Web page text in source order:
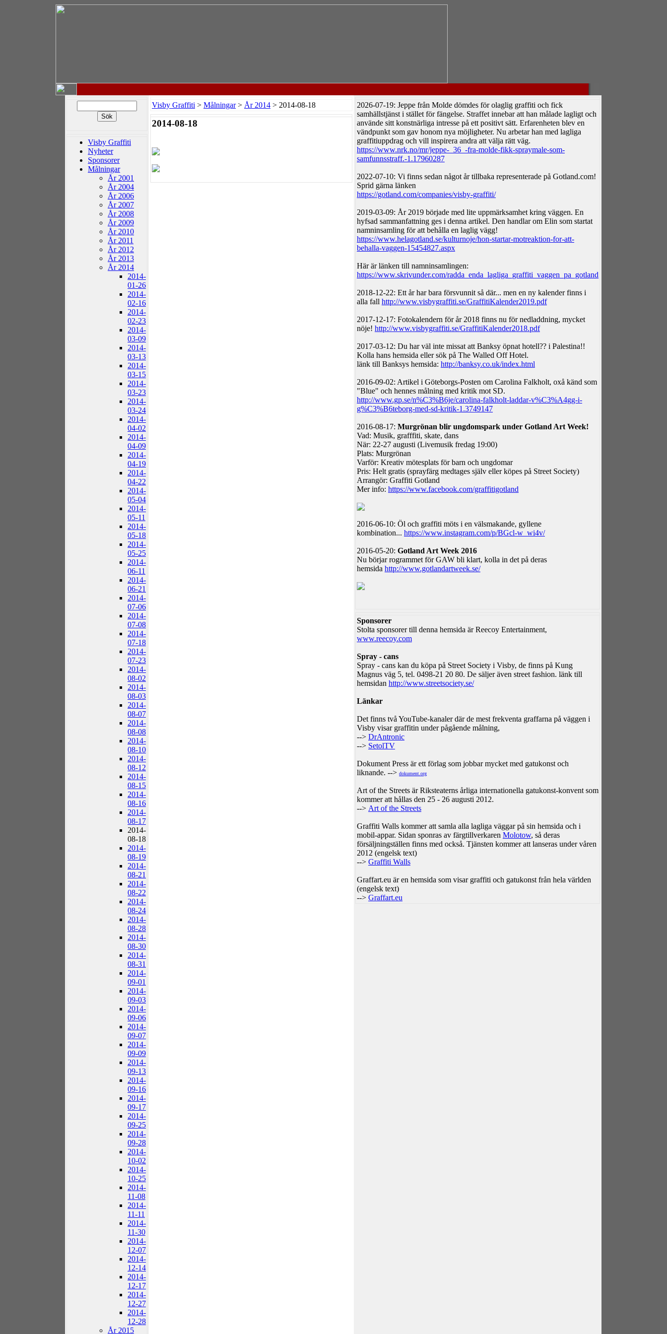
Visby Graffiti
Nyheter
Sponsorer
Målningar
År 2001
År 2004
År 2006
År 2007
År 2008
År 2009
År 2010
År 2011
År 2012
År 2013
År 2014
2014-
01-26
2014-
02-16
2014-
02-23
2014-
03-09
2014-
03-13
2014-
03-15
2014-
03-23
2014-
03-24
2014-
04-02
2014-
04-09
2014-
04-19
2014-
04-22
2014-
05-04
2014-
05-11
2014-
05-18
2014-
05-25
2014-
06-11
2014-
06-21
2014-
07-06
2014-
07-08
2014-
07-18
2014-
07-23
2014-
08-02
2014-
08-03
2014-
08-07
2014-
08-08
2014-
08-10
2014-
08-12
2014-
08-15
2014-
08-16
2014-
08-17
2014-
08-18
2014-
08-19
2014-
08-21
2014-
08-22
2014-
08-24
2014-
08-28
2014-
08-30
2014-
08-31
2014-
09-01
2014-
09-03
2014-
09-06
2014-
09-07
2014-
09-09
2014-
09-13
2014-
09-16
2014-
09-17
2014-
09-25
2014-
09-28
2014-
10-02
2014-
10-25
2014-
11-08
2014-
11-11
2014-
11-30
2014-
12-07
2014-
12-14
2014-
12-17
2014-
12-27
2014-
12-28
År 2015
Visby Graffiti > Målningar> År 2014 > 2014-08-18
2014-08-18
2026-07-19: Jeppe från Molde dömdes för olaglig graffiti och fick
samhällstjänst i stället för fängelse. Straffet innebar att han målade lagligt och
använde sitt konstnärliga intresse på ett positivt sätt. Erfarenheten blev en
vändpunkt som gav honom nya möjligheter. Nu arbetar han med lagliga
graffitiuppdrag och vill inspirera andra att välja rätt väg.
https://www.nrk.no/mr/jeppe-_36_-fra-molde-fikk-spraymale-som-
samfunnsstraff.-1.17960287
2022-07-10: Vi finns sedan något år tillbaka representerade på Gotland.com!
Sprid gärna länken
https://gotland.com/companies/visby-graffiti/
2019-03-09: År 2019 började med lite uppmärksamhet kring väggen. En
hyfsad sammanfattning ges i denna artikel. Den handlar om Elin som startat
namninsamling för att behålla en laglig vägg!
https://www.helagotland.se/kulturnoje/hon-startar-motreaktion-for-att-
behalla-vaggen-15454827.aspx
Här är länken till namninsamlingen:
https://www.skrivunder.com/radda_enda_lagliga_graffiti_vaggen_pa_gotland
2018-12-22: Ett år har bara försvunnit så där... men en ny kalender finns i
alla fall http://www.visbygraffiti.se/GraffitiKalender2019.pdf
2017-12-17: Fotokalendern för år 2018 finns nu för nedladdning, mycket
nöje! http://www.visbygraffiti.se/GraffitiKalender2018.pdf
2017-03-12: Du har väl inte missat att Banksy öpnat hotell?? i Palestina!!
Kolla hans hemsida eller sök på The Walled Off Hotel.
länk till Banksys hemsida: http://banksy.co.uk/index.html
2016-09-02: Artikel i Göteborgs-Posten om Carolina Falkholt, oxå känd som
"Blue" och hennes målning med kritik mot SD.
http://www.gp.se/n%C3%B6je/carolina-falkholt-laddar-v%C3%A4gg-i-
g%C3%B6teborg-med-sd-kritik-1.3749147
2016-08-17: Murgrönan blir ungdomspark under Gotland Art Week!
Vad: Musik, grafffiti, skate, dans
När: 22-27 augusti (Livemusik fredag 19:00)
Plats: Murgrönan
Varför: Kreativ mötesplats för barn och ungdomar
Pris: Helt gratis (sprayfärg medtages själv eller köpes på Street Society)
Arrangör: Graffiti Gotland
Mer info: https://www.facebook.com/graffitigotland
2016-06-10: Öl och graffiti möts i en välsmakande, gyllene
kombination... https://www.instagram.com/p/BGcl-w_wi4v/
2016-05-20: Gotland Art Week 2016
Nu börjar rogrammet för GAW bli klart, kolla in det på deras
hemsida http://www.gotlandartweek.se/
Sponsorer
Stolta sponsorer till denna hemsida är Reecoy Entertainment,
www.reecoy.com
Spray - cans
Spray - cans kan du köpa på Street Society i Visby, de finns på Kung
Magnus väg 5, tel. 0498-21 20 80. De säljer även street fashion. länk till
hemsidan http://www.streetsociety.se/
Länkar
Det finns två YouTube-kanaler där de mest frekventa graffarna på väggen i
Visby visar graffitin under pågående målning,
--> DrAntronic
--> SetolTV
Dokument Press är ett förlag som jobbar mycket med gatukonst och
liknande. --> dokument.org
Art of the Streets är Riksteaterns årliga internationella gatukonst-konvent som
kommer att hållas den 25 - 26 augusti 2012.
--> Art of the Streets
Graffiti Walls kommer att samla alla lagliga väggar på sin hemsida och i
mobil-appar. Sidan sponras av färgtillverkaren Molotow, så deras
försäljningställen finns med också. Tjänsten kommer att lanseras under våren
2012 (engelsk text)
--> Graffiti Walls
Graffart.eu är en hemsida som visar graffiti och gatukonst från hela världen
(engelsk text)
--> Graffart.eu